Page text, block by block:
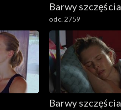
Barwy szczęścia
odc. 2759
Barwy szczęścia